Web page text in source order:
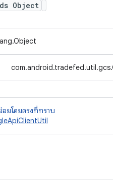
Object
อยโดยตรงที่ทราบ